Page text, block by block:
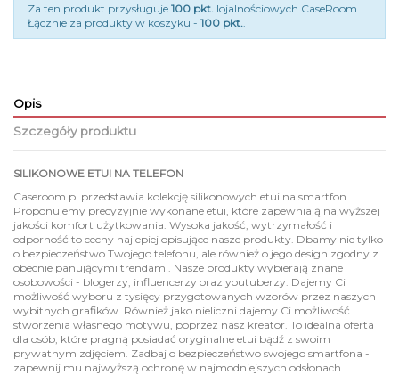
Za ten produkt przysługuje 100 pkt. lojalnościowych CaseRoom.
Łącznie za produkty w koszyku - 100 pkt.
Opis
Szczegóły produktu
SILIKONOWE ETUI NA TELEFON
Caseroom.pl przedstawia kolekcję silikonowych etui na smartfon.
Proponujemy precyzyjnie wykonane etui, które zapewniają najwyższej
jakości komfort użytkowania. Wysoka jakość, wytrzymałość i
odporność to cechy najlepiej opisujące nasze produkty. Dbamy nie tylko
o bezpieczeństwo Twojego telefonu, ale również o jego design zgodny z
obecnie panującymi trendami. Nasze produkty wybierają znane
osobowości - blogerzy, influencerzy oraz youtuberzy. Dajemy Ci
możliwość wyboru z tysięcy przygotowanych wzorów przez naszych
wybitnych grafików. Również jako nieliczni dajemy Ci możliwość
stworzenia własnego motywu, poprzez nasz kreator. To idealna oferta
dla osób, które pragną posiadać oryginalne etui bądź z swoim
prywatnym zdjęciem. Zadbaj o bezpieczeństwo swojego smartfona -
zapewnij mu najwyższą ochronę w najmodniejszych odsłonach.